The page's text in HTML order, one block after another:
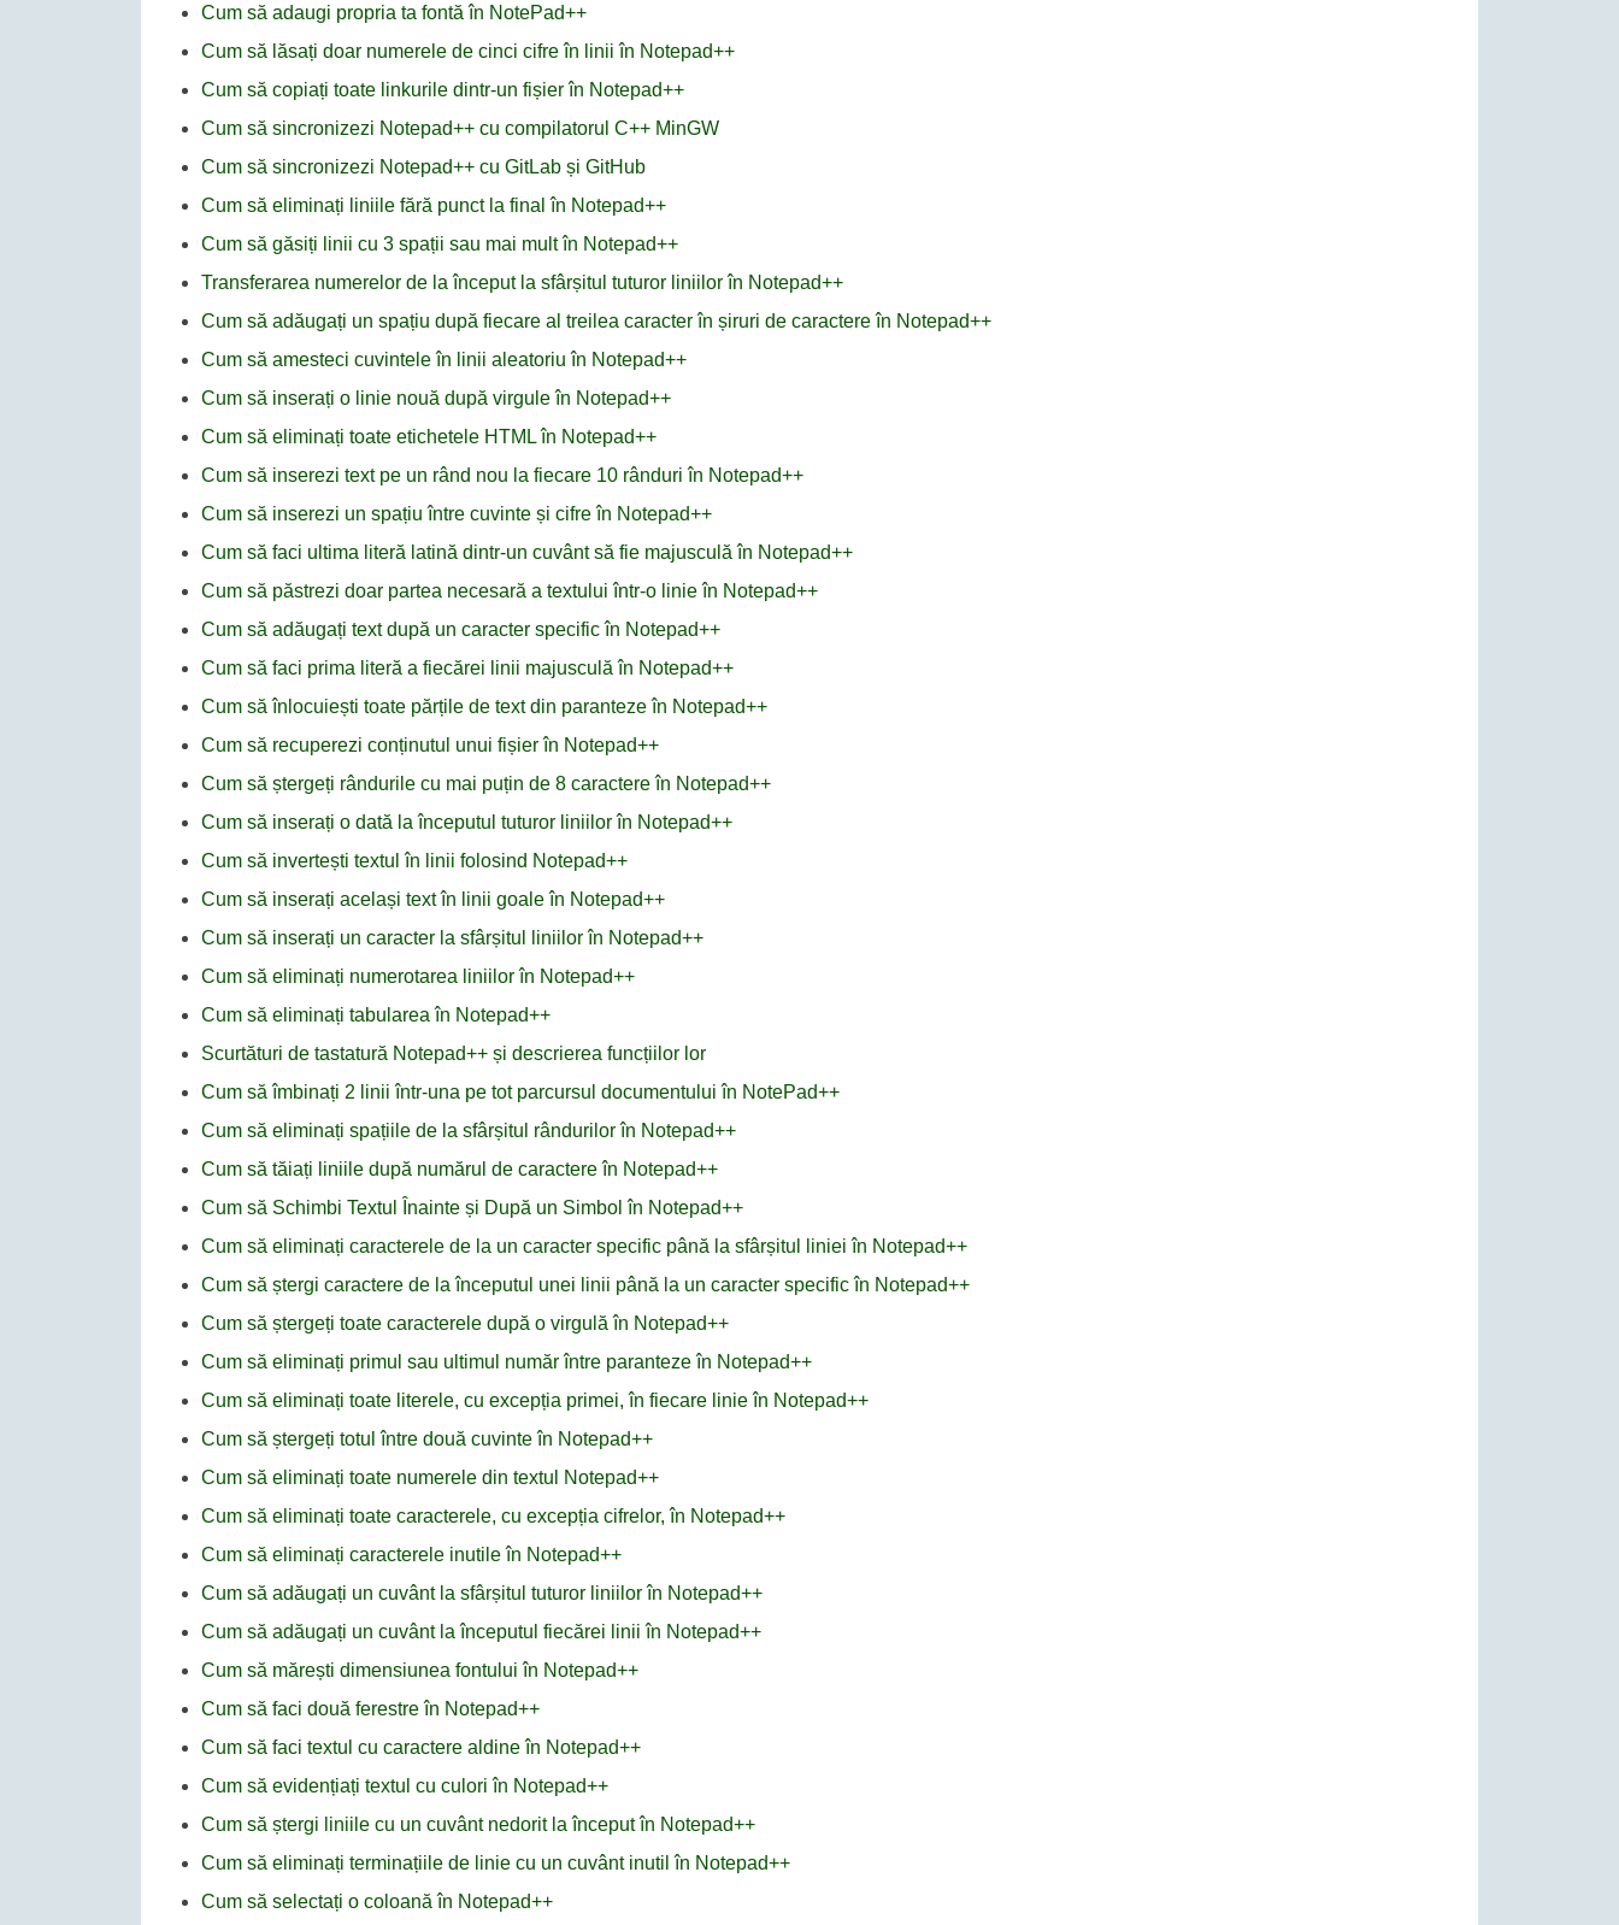
Cum să adaugi propria ta fontă în NotePad++
Cum să lăsați doar numerele de cinci cifre în linii în Notepad++
Cum să copiați toate linkurile dintr-un fișier în Notepad++
Cum să sincronizezi Notepad++ cu compilatorul C++ MinGW
Cum să sincronizezi Notepad++ cu GitLab și GitHub
Cum să eliminați liniile fără punct la final în Notepad++
Cum să găsiți linii cu 3 spații sau mai mult în Notepad++
Transferarea numerelor de la început la sfârșitul tuturor liniilor în Notepad++
Cum să adăugați un spațiu după fiecare al treilea caracter în șiruri de caractere în Notepad++
Cum să amesteci cuvintele în linii aleatoriu în Notepad++
Cum să inserați o linie nouă după virgule în Notepad++
Cum să eliminați toate etichetele HTML în Notepad++
Cum să inserezi text pe un rând nou la fiecare 10 rânduri în Notepad++
Cum să inserezi un spațiu între cuvinte și cifre în Notepad++
Cum să faci ultima literă latină dintr-un cuvânt să fie majusculă în Notepad++
Cum să păstrezi doar partea necesară a textului într-o linie în Notepad++
Cum să adăugați text după un caracter specific în Notepad++
Cum să faci prima literă a fiecărei linii majusculă în Notepad++
Cum să înlocuiești toate părțile de text din paranteze în Notepad++
Cum să recuperezi conținutul unui fișier în Notepad++
Cum să ștergeți rândurile cu mai puțin de 8 caractere în Notepad++
Cum să inserați o dată la începutul tuturor liniilor în Notepad++
Cum să invertești textul în linii folosind Notepad++
Cum să inserați același text în linii goale în Notepad++
Cum să inserați un caracter la sfârșitul liniilor în Notepad++
Cum să eliminați numerotarea liniilor în Notepad++
Cum să eliminați tabularea în Notepad++
Scurtături de tastatură Notepad++ și descrierea funcțiilor lor
Cum să îmbinați 2 linii într-una pe tot parcursul documentului în NotePad++
Cum să eliminați spațiile de la sfârșitul rândurilor în Notepad++
Cum să tăiați liniile după numărul de caractere în Notepad++
Cum să Schimbi Textul Înainte și După un Simbol în Notepad++
Cum să eliminați caracterele de la un caracter specific până la sfârșitul liniei în Notepad++
Cum să ștergi caractere de la începutul unei linii până la un caracter specific în Notepad++
Cum să ștergeți toate caracterele după o virgulă în Notepad++
Cum să eliminați primul sau ultimul număr între paranteze în Notepad++
Cum să eliminați toate literele, cu excepția primei, în fiecare linie în Notepad++
Cum să ștergeți totul între două cuvinte în Notepad++
Cum să eliminați toate numerele din textul Notepad++
Cum să eliminați toate caracterele, cu excepția cifrelor, în Notepad++
Cum să eliminați caracterele inutile în Notepad++
Cum să adăugați un cuvânt la sfârșitul tuturor liniilor în Notepad++
Cum să adăugați un cuvânt la începutul fiecărei linii în Notepad++
Cum să mărești dimensiunea fontului în Notepad++
Cum să faci două ferestre în Notepad++
Cum să faci textul cu caractere aldine în Notepad++
Cum să evidențiați textul cu culori în Notepad++
Cum să ștergi liniile cu un cuvânt nedorit la început în Notepad++
Cum să eliminați terminațiile de linie cu un cuvânt inutil în Notepad++
Cum să selectați o coloană în Notepad++